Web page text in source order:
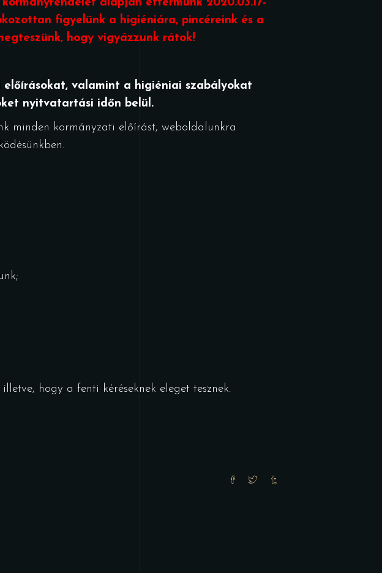
alapján éttermünk 2020.03.17-
figyelünk a higiéniára, pincéreink és a
hogy vigyázzunk rátok!
valamint a higiéniai szabályokat
nyitvatartási időn belül.
minden kormányzati előírást, weboldalunkra
hogy a fenti kéréseknek eleget tesznek.